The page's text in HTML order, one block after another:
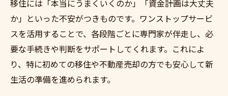
移住には「本当にうまくいくのか」「資金計画は大丈夫
か」といった不安がつきものです。ワンストップサービ
スを活用することで、各段階ごとに専門家が伴走し、必
要な手続きや判断をサポートしてくれます。これによ
り、特に初めての移住や不動産売却の方でも安心して新
生活の準備を進められます。